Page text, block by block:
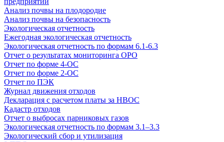
Анализ почвы на плодородие
Анализ почвы на безопасность
Экологическая отчетность
Ежегодная экологическая отчетность
Экологическая отчетность по формам 6.1-6.3
Отчет о результатах мониторинга ОРО
Отчет по форме 4-ОС
Отчет по форме 2-ОС
Отчет по ПЭК
Журнал движения отходов
Декларация с расчетом платы за НВОС
Кадастр отходов
Отчет о выбросах парниковых газов
Экологическая отчетность по формам 3.1–3.3
Экологический сбор и утилизация